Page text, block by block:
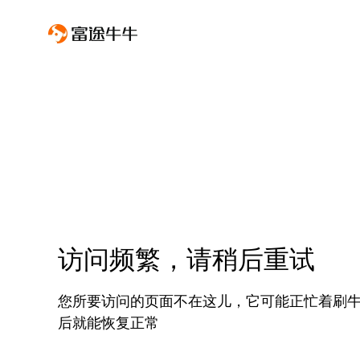
访问频繁，请稍后重试
您所要访问的页面不在这儿，它可能正忙着刷
后就能恢复正常